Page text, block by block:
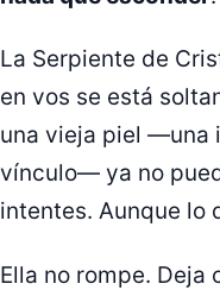
La Serpiente de
en vos se está
una vieja piel —una
vínculo— ya no
intentes. Aunque lo
Ella no rompe. Deja